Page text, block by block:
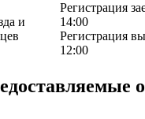
и
Регистрация
14:00
Регистрация
12:00